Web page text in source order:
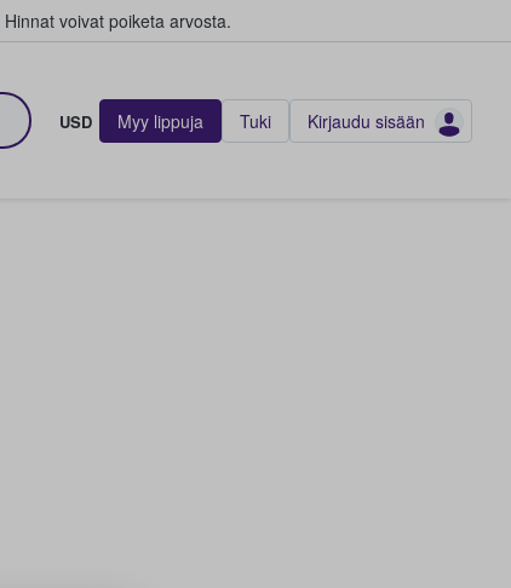
Hinnat voivat poiketa arvosta.
USD Myy lippuja Tuki Kirjaudu sisään